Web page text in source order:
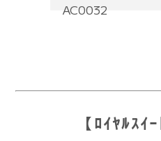
AC0032
【ﾛｲﾔﾙｽｲ